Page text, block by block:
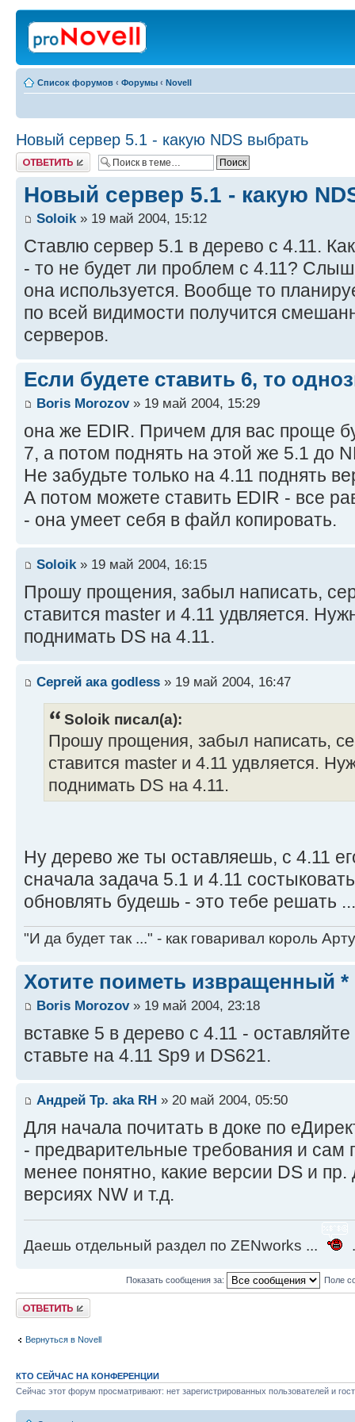
Список форумов ‹ Форумы ‹ Novell
Новый сервер 5.1 - какую NDS выбрать
Ответить
Новый сервер 5.1 - какую
Soloik» 19 май 2004, 15:12
Ставлю сервер 5.1 в дерево с 4.11.
- то не будет ли проблем с 4.11?
она используется. Вообще то
по всей видимости получится
серверов.
Если будете ставить 6, то
Boris Morozov» 19 май 2004, 15:29
она же EDIR. Причем для вас проще
7, а потом поднять на этой же 5.1 до
Не забудьте только на 4.11 поднять
А потом можете ставить EDIR - все
- она умеет себя в файл копировать.
Soloik» 19 май 2004, 16:15
Прошу прощения, забыл написать,
ставится master и 4.11 удвляется.
поднимать DS на 4.11.
Сергей ака godless » 19 май 2004, 16:47
Soloik писал(а):
Прошу прощения, забыл написать,
ставится master и 4.11 удвляется.
поднимать DS на 4.11.
Ну дерево же ты оставляешь, с 4.11
сначала задача 5.1 и 4.11
обновлять будешь - это тебе решать
"И да будет так ..." - как говаривал король
Хотите поиметь извращенный *
Boris Morozov» 19 май 2004, 23:18
вставке 5 в дерево с 4.11 -
ставьте на 4.11 Sp9 и DS621.
Андрей Тр. aka RH » 20 май 2004, 05:50
Для начала почитать в доке по
- предварительные требования и сам
менее понятно, какие версии DS и
версиях NW и т.д.
Даешь отдельный раздел по ZENworks ...
Показать сообщения за: Поле
Ответить
Вернуться в Novell
КТО СЕЙЧАС НА КОНФЕРЕНЦИИ
Сейчас этот форум просматривают: нет зарегистрированных пользователей и